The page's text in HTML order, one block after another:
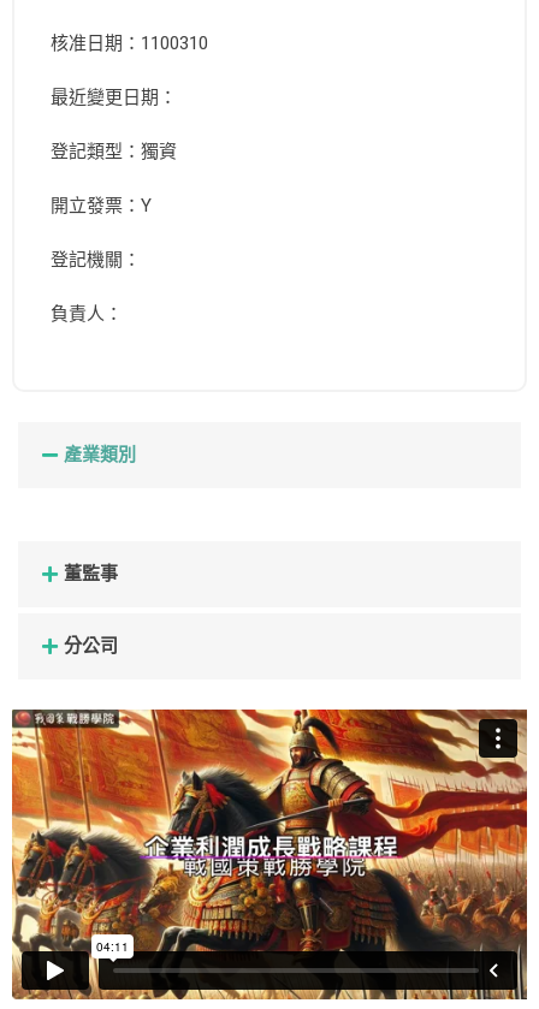
核准日期：1100310
最近變更日期：
登記類型：獨資
開立發票：Y
登記機關：
負責人：
產業類別
董監事
分公司